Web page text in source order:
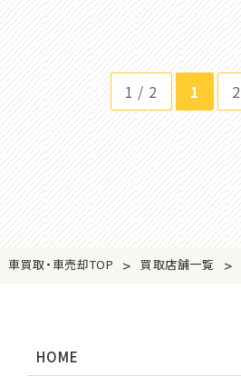
1 / 2 1 2
車買取・車売却TOP > 買取店舗一覧 >
HOME